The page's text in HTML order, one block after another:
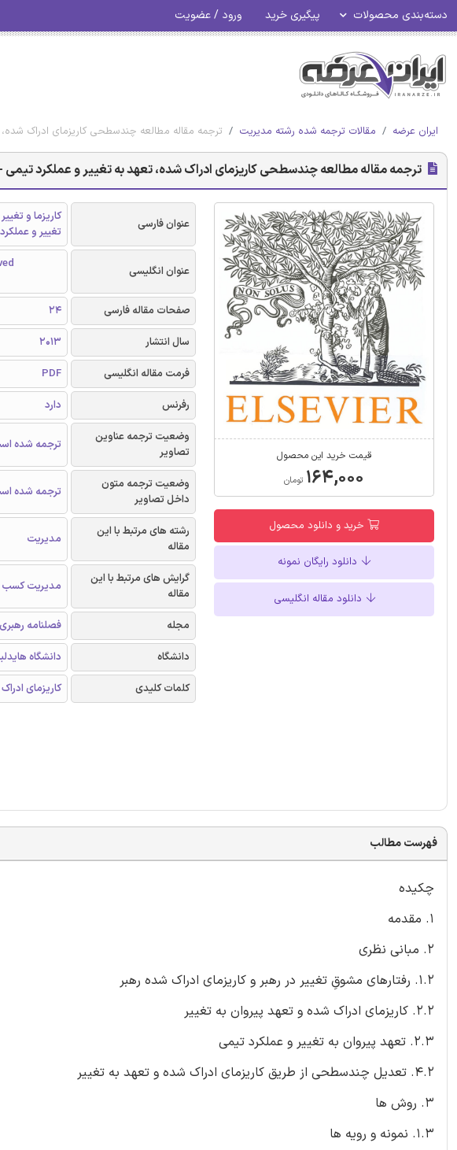
دسته‌بندی محصولات پیگیری خرید ورود / عضویت
ایران عرضه مقالات ترجمه شده رشته مدیریت ترجمه مقاله مطالعه چندسطحی کاریزمای ادراک شده،
ترجمه مقاله مطالعه چندسطحی کاریزمای ادراک شده، تعهد به تغییر و عملکرد تیمی -
قیمت خرید این محصول
۱۶۴,۰۰۰ تومان
خرید و دانلود محصول
دانلود رایگان نمونه
دانلود مقاله انگلیسی
عنوان فارسی
کاریزما و
تغییر و
عنوان انگلیسی
صفحات مقاله فارسی
24
سال انتشار
2013
فرمت مقاله انگلیسی
PDF
رفرنس
دارد
وضعیت ترجمه عناوین
تصاویر
ترجمه شده
وضعیت ترجمه متون
داخل تصاویر
ترجمه شده
رشته های مرتبط با این
مقاله
مدیریت
گرایش های مرتبط با این
مقاله
مدیریت کسب و
مجله
فصلنامه رهبری
دانشگاه
دانشگاه
کلمات کلیدی
کاریزمای
فهرست مطالب
چکیده
1. مقدمه
2. مبانی نظری
1.2. رفتارهای مشوقِ تغییر در رهبر و کاریزمای ادراک شده رهبر
2.2. کاریزمای ادراک شده و تعهد پیروان به تغییر
2.3. تعهد پیروان به تغییر و عملکرد تیمی
4.2. تعدیل چندسطحی از طریق کاریزمای ادراک شده و تعهد به تغییر
3. روش ها
1.3. نمونه و رویه ها